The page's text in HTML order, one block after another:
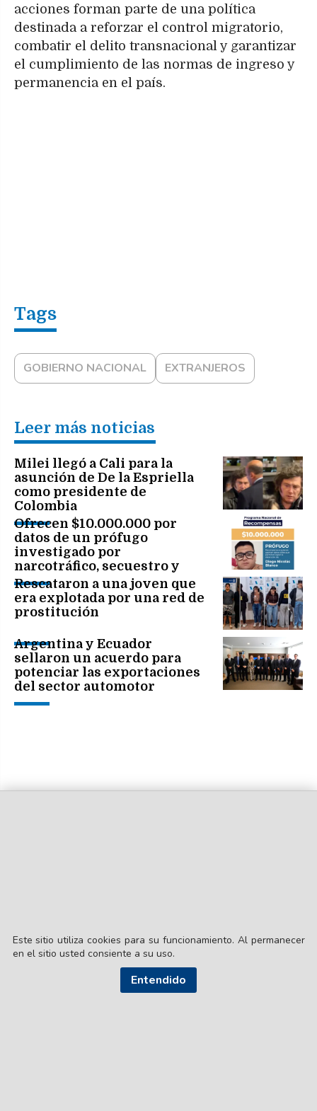
acciones forman parte de una política
destinada a reforzar el control migratorio,
combatir el delito transnacional y garantizar
el cumplimiento de las normas de ingreso y
permanencia en el país.
GOBIERNO NACIONAL EXTRANJEROS
Leer más noticias
Milei llegó a Cali para la
asunción de De la Espriella
como presidente de
Colombia
Ofrecen $10.000.000 por
datos de un prófugo
investigado por
narcotráfico, secuestro y
homicidio
Rescataron a una joven que
era explotada por una red de
prostitución
Argentina y Ecuador
sellaron un acuerdo para
potenciar las exportaciones
del sector automotor
Este sitio utiliza cookies para su funcionamiento. Al permanecer
en el sitio usted consiente a su uso.
Entendido